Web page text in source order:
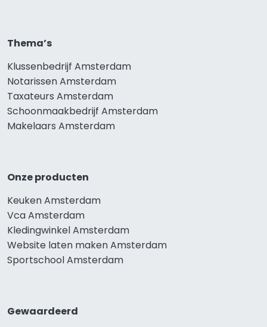
Thema’s
Klussenbedrijf Amsterdam
Notarissen Amsterdam
Taxateurs Amsterdam
Schoonmaakbedrijf Amsterdam
Makelaars Amsterdam
Onze producten
Keuken Amsterdam
Vca Amsterdam
Kledingwinkel Amsterdam
Website laten maken Amsterdam
Sportschool Amsterdam
Gewaardeerd